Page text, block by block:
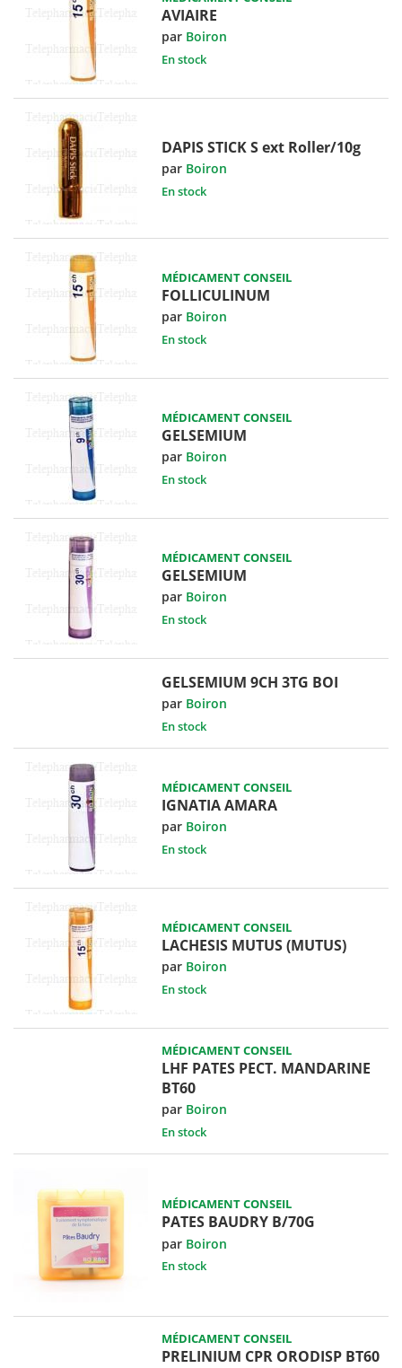
AVIAIRE
par Boiron
En stock
DAPIS STICK S ext Roller/10g
par Boiron
En stock
MÉDICAMENT CONSEIL
FOLLICULINUM
par Boiron
En stock
MÉDICAMENT CONSEIL
GELSEMIUM
par Boiron
En stock
MÉDICAMENT CONSEIL
GELSEMIUM
par Boiron
En stock
GELSEMIUM 9CH 3TG BOI
par Boiron
En stock
MÉDICAMENT CONSEIL
IGNATIA AMARA
par Boiron
En stock
MÉDICAMENT CONSEIL
LACHESIS MUTUS (MUTUS)
par Boiron
En stock
MÉDICAMENT CONSEIL
LHF PATES PECT. MANDARINE
BT60
par Boiron
En stock
MÉDICAMENT CONSEIL
PATES BAUDRY B/70G
par Boiron
En stock
MÉDICAMENT CONSEIL
PRELINIUM CPR ORODISP BT60